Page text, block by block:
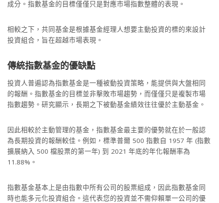
成分。指數基金的目標僅僅只是對應市場指數整體的表現。
相較之下，共同基金是根據基金經理人想要主動投資的標的來設計
投資組合，旨在超越市場表現。
傳統指數基金的優缺點
投資人普遍認為指數基金是一種被動投資策略，能提供與大盤相同
的報酬。指數基金的目標並非擊敗市場趨勢，而僅僅只是複製市場
指數趨勢。研究顯示，長期之下被動基金績效往往優於主動基金。
因此相較於主動管理的基金，指數基金最主要的優勢就在於一般認
為長期投資的報酬較佳。例如，標準普爾 500 指數自 1957 年 (指數
擴展納入 500 檔股票的第一年) 到 2021 年底的年化報酬率為
11.88%。
指數基金基本上是由指數中所有公司的股票組成，因此指數基金同
時也能多元化投資組合。這代表您的投資並不需仰賴單一公司的優